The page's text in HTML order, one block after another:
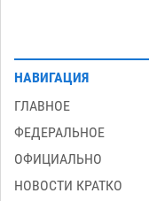
НАВИГАЦИЯ
ГЛАВНОЕ
ФЕДЕРАЛЬНОЕ
ОФИЦИАЛЬНО
НОВОСТИ КРАТКО